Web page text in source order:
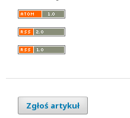
Zgłoś artykuł